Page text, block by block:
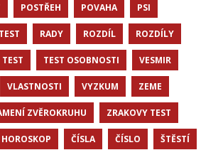
POSTŘEH POVAHA PSI
RADY ROZDÍL ROZDÍLY
TEST TEST OSOBNOSTI VESMIR
VLASTNOSTI VYZKUM ZEME
ZVĚROKRUHU ZRAKOVY TEST
ČÍSLA ČÍSLO ŠTĚSTÍ